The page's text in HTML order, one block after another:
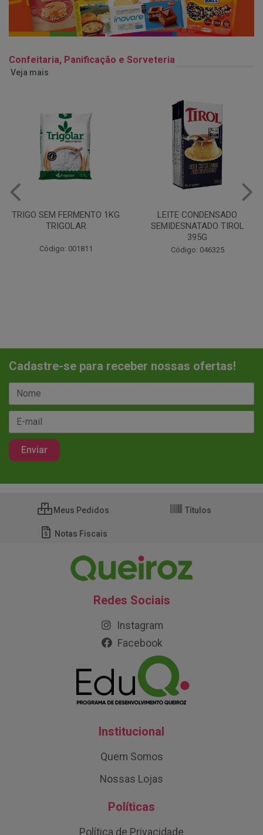
Confeitaria, Panificação e Sorveteria
Veja mais
LEITE CONDENSADO
SEMIDESNATADO TIROL
Código: 046325
CHANTILINHO EM PO 400G
MIX
Código: 037442
Cadastre-se para receber nossas ofertas!
Meus Pedidos Títulos
Notas Fiscais
Redes Sociais
Instagram
Facebook
Institucional
Quem Somos
Nossas Lojas
Políticas
Política de Privacidade